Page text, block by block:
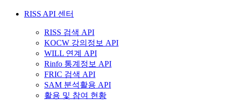
RISS API 센터
RISS 검색 API
KOCW 강의정보 API
WILL 연계 API
Rinfo 통계정보 API
FRIC 검색 API
SAM 분석활용 API
활용 및 참여 현황